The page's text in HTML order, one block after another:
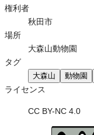
権利者
秋田市
場所
大森山動物園
タグ
大森山 動物園
ライセンス
CC BY-NC 4.0